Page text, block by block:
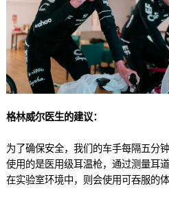
格林威尔医生的建议：
为了确保安全，我们的车手每隔五分
使用的是医用级耳温枪，通过测量耳
在实验室环境中，则会使用可吞服的